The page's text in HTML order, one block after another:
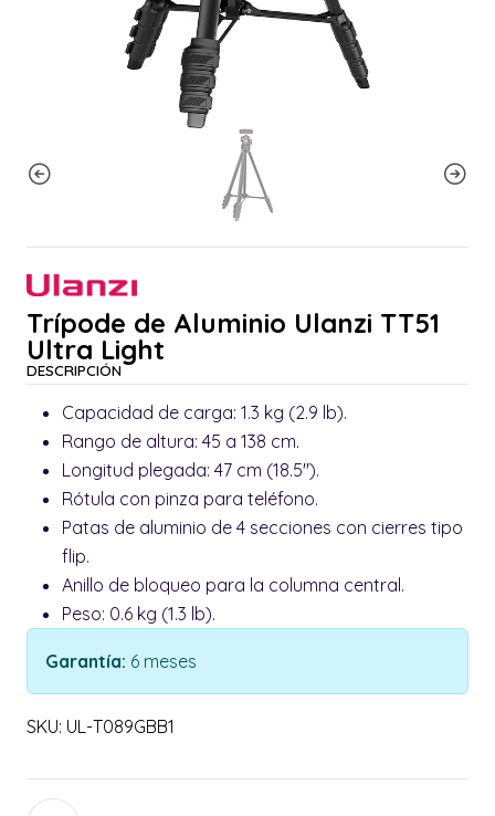
Trípode de Aluminio Ulanzi TT51
Ultra Light
DESCRIPCIÓN
Capacidad de carga: 1.3 kg (2.9 lb).
Rango de altura: 45 a 138 cm.
Longitud plegada: 47 cm (18.5").
Rótula con pinza para teléfono.
Patas de aluminio de 4 secciones con cierres tipo
flip.
Anillo de bloqueo para la columna central.
Peso: 0.6 kg (1.3 lb).
Garantía: 6 meses
SKU: UL-T089GBB1